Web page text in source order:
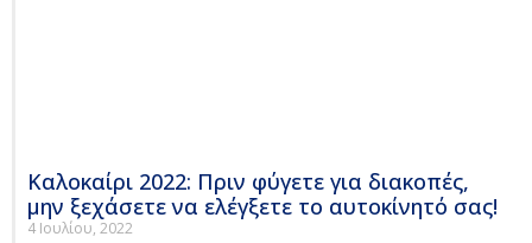
Καλοκαίρι 2022: Πριν φύγετε για διακοπές,
μην ξεχάσετε να ελέγξετε το αυτοκίνητό σας!
4 Ιουλίου, 2022